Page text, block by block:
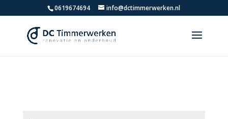
0619674694 info@dctimmerwerken.nl